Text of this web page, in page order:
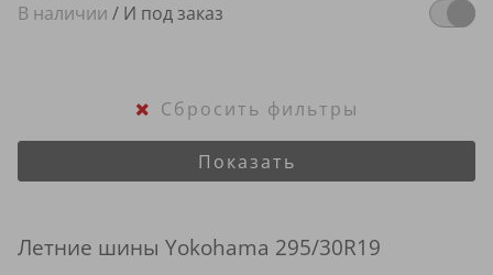
В наличии / И под заказ
Показать
Сбросить фильтры
Летние шины Yokohama 295/30R19